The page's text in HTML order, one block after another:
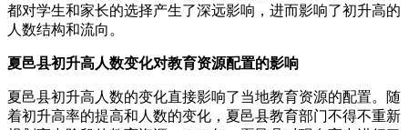
都对学生和家长的选择产生了深远影响，进而影响了初升高的
人数结构和流向。
夏邑县初升高人数变化对教育资源配置的影响
夏邑县初升高人数的变化直接影响了当地教育资源的配置。随
着初升高率的提高和人数的变化，夏邑县教育部门不得不重新